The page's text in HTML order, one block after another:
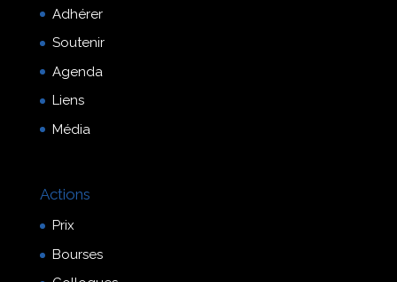
Adhérer
Soutenir
Agenda
Liens
Média
Actions
Prix
Bourses